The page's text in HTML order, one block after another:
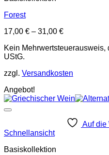
Forest
17,00 € – 31,00 €
Kein
UStG.
zzgl. Versandkosten
Angebot!
Auf die
Schnellansicht
Basiskollektion